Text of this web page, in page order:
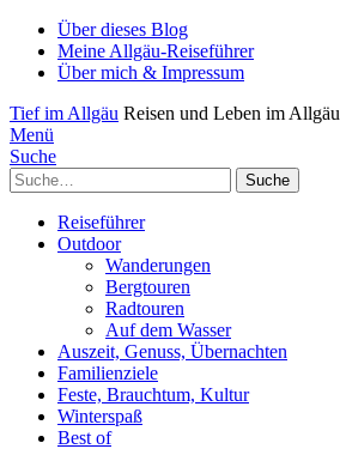
Über dieses Blog
Meine Allgäu-Reiseführer
Über mich & Impressum
Tief im Allgäu Reisen und Leben im Allgäu
Menü
Suche
Suche
Reiseführer
Outdoor
Wanderungen
Bergtouren
Radtouren
Auf dem Wasser
Auszeit, Genuss, Übernachten
Familienziele
Feste, Brauchtum, Kultur
Winterspaß
Best of